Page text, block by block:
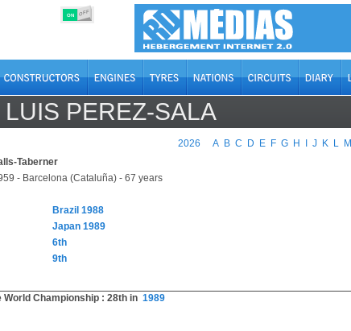
ON OFF
LUIS PEREZ-SALA
2026 A B C D E F G H J K L M
Taberner
- Barcelona (Cataluña) - 67 years
Brazil 1988
Japan 1989
6th
9th
World Championship : 28th in 1989